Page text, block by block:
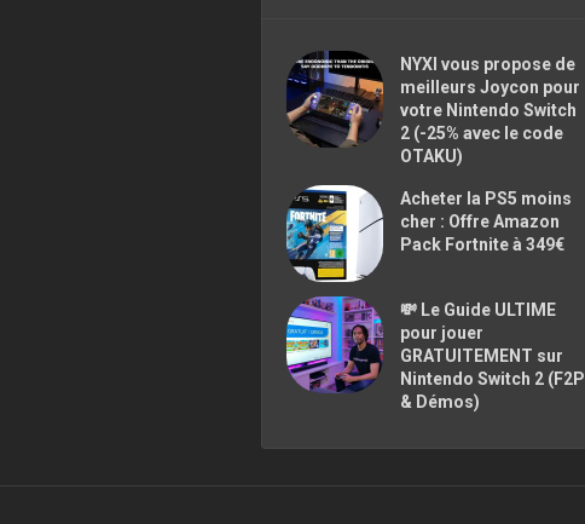
NYXI vous propose de
meilleurs Joycon pour
votre Nintendo Switch
2 (-25% avec le code
OTAKU)
Acheter la PS5 moins
cher : Offre Amazon
Pack Fortnite à 349€
💸 Le Guide ULTIME
pour jouer
GRATUITEMENT sur
Nintendo Switch 2 (F2P
& Démos)